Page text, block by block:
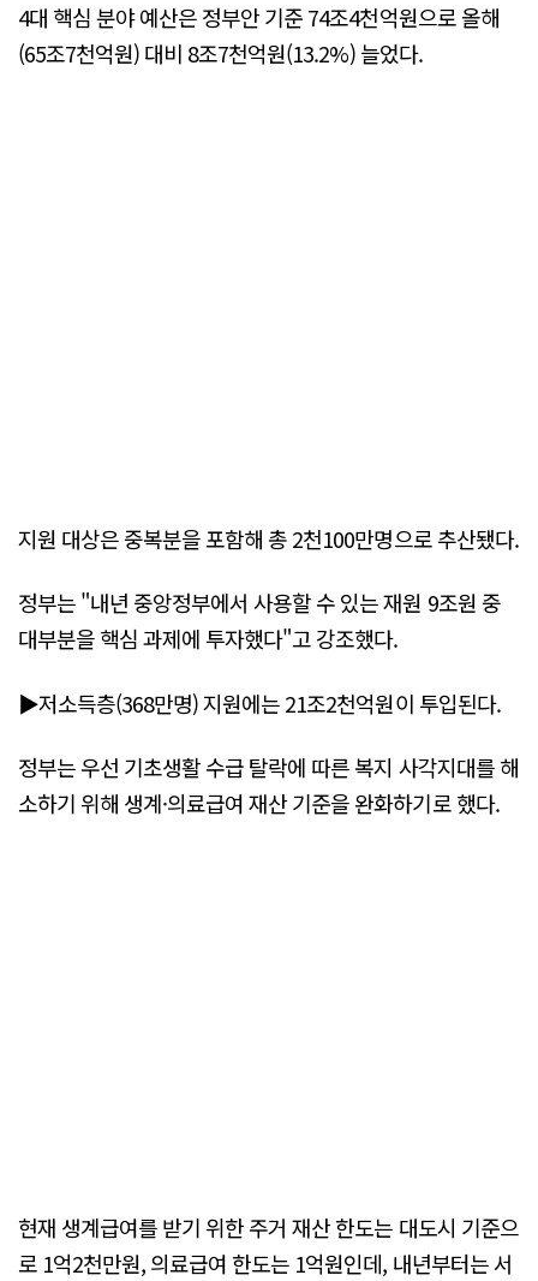
4대 핵심 분야 예산은 정부안 기준 74조4천억원으로 올해
(65조7천억원) 대비 8조7천억원(13.2%) 늘었다.
지원 대상은 중복분을 포함해 총 2천100만명으로 추산됐다.
정부는 "내년 중앙정부에서 사용할 수 있는 재원 9조원 중
대부분을 핵심 과제에 투자했다"고 강조했다.
▶저소득층(368만명) 지원에는 21조2천억원이 투입된다.
정부는 우선 기초생활 수급 탈락에 따른 복지 사각지대를 해
소하기 위해 생계·의료급여 재산 기준을 완화하기로 했다.
현재 생계급여를 받기 위한 주거 재산 한도는 대도시 기준으
로 1억2천만원, 의료급여 한도는 1억원인데, 내년부터는 서